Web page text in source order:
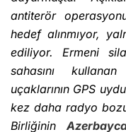
antiterör
hedef alınmıyor,
ediliyor. Ermeni
sahasını
uçaklarının GPS
kez daha radyo
Birliğinin